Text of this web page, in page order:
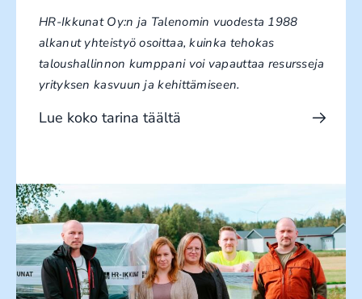
HR-Ikkunat Oy:n ja Talenomin vuodesta 1988
alkanut yhteistyö osoittaa, kuinka tehokas
taloushallinnon kumppani voi vapauttaa resursseja
yrityksen kasvuun ja kehittämiseen.
Lue koko tarina täältä